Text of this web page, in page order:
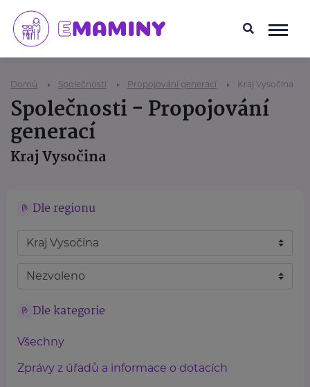
Domů Společnosti Propojování generací Kraj Vysočina
Společnosti - Propojování
generací
Kraj Vysočina
Dle regionu
Dle kategorie
Všechny
Zprávy z úřadů a informace o dotacích